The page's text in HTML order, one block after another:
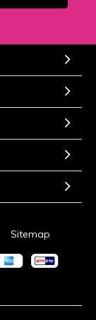
Sitemap